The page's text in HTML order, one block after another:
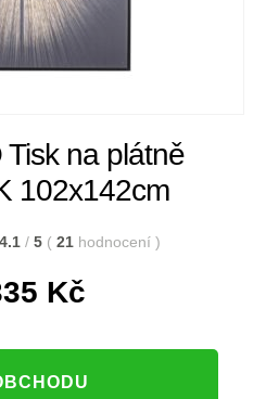
Tisk na plátně
102x142cm
4.1 / 5 ( 21 hodnocení )
Kč